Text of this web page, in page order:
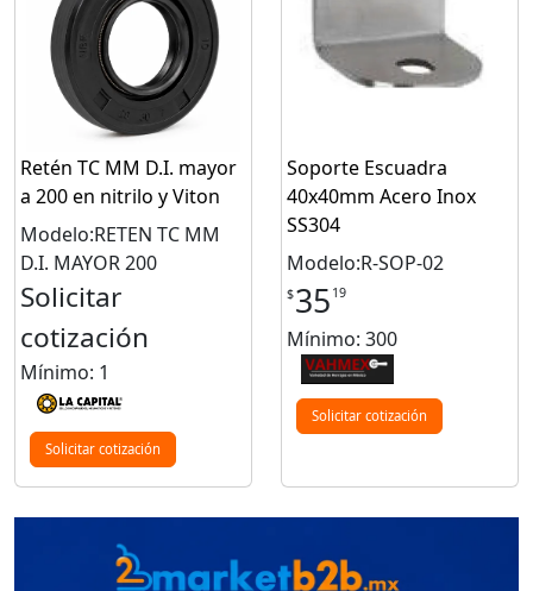
Retén TC MM D.I. mayor
a 200 en nitrilo y Viton
Modelo:RETEN TC MM
D.I. MAYOR 200
Solicitar
cotización
Mínimo: 1
Solicitar cotización
Soporte Escuadra
40x40mm Acero Inox
SS304
Modelo:R-SOP-02
$35 19
Mínimo: 300
Solicitar cotización